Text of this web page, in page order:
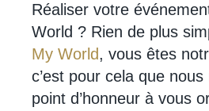
Réaliser votre
World ? Rien de plus
My World, vous êtes
c’est pour cela que
point d’honneur à vous